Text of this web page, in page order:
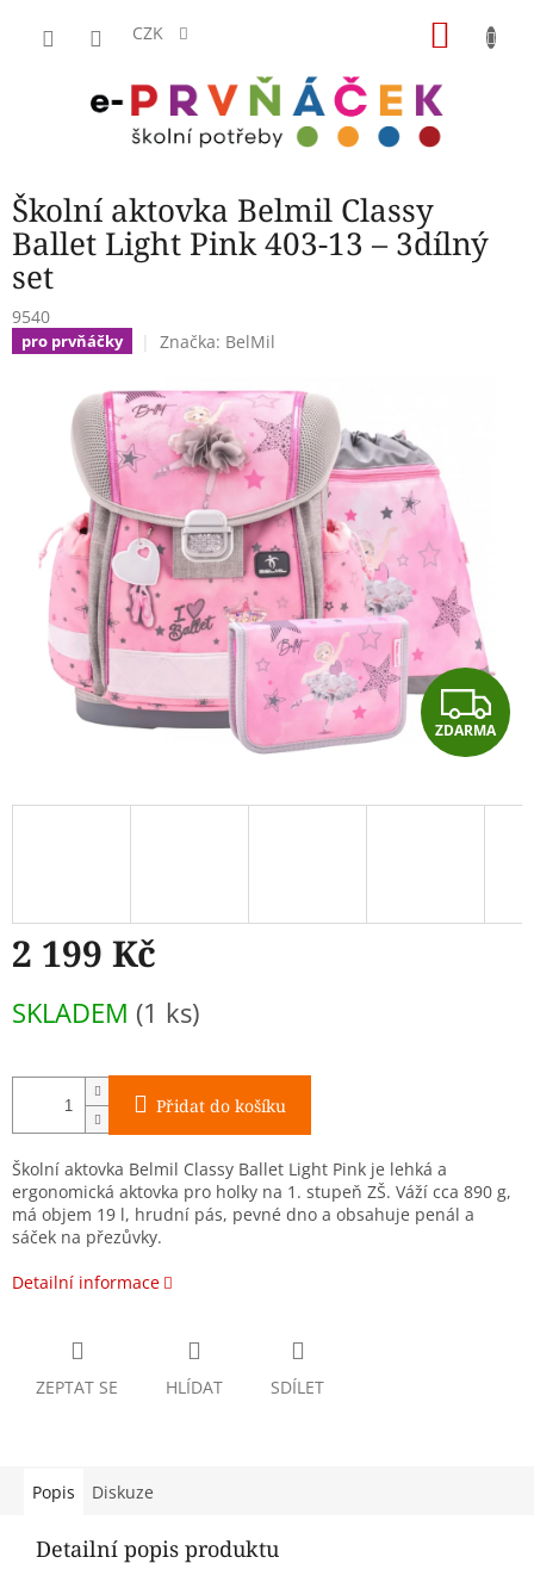
CZK
Školní aktovka Belmil Classy
Ballet Light Pink 403-13 – 3dílný
set
9540
pro prvňáčky Značka: BelMil
Z
D
A
ZDARMA
2 199 Kč
cena:
SKLADEM (1 ks)
Přidat do košíku
Školní aktovka Belmil Classy Ballet Light Pink je lehká a
ergonomická aktovka pro holky na 1. stupeň ZŠ. Váží cca 890 g,
má objem 19 l, hrudní pás, pevné dno a obsahuje penál a
sáček na přezůvky.
Detailní informace
ZEPTAT SE HLÍDAT SDÍLET
Popis Diskuze
Detailní popis produktu